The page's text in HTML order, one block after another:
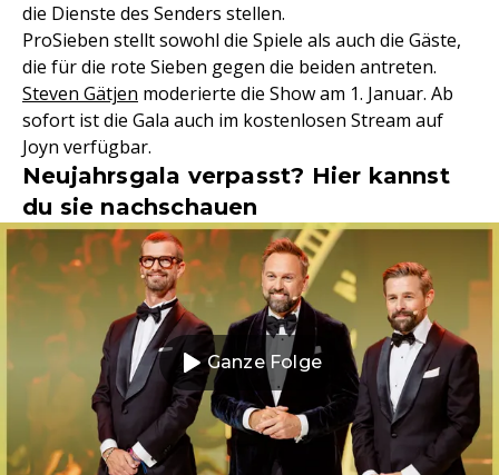
die Dienste des Senders stellen.
ProSieben stellt sowohl die Spiele als auch die Gäste,
die für die rote Sieben gegen die beiden antreten.
Steven Gätjen moderierte die Show am 1. Januar. Ab
sofort ist die Gala auch im kostenlosen Stream auf
Joyn verfügbar.
Neujahrsgala verpasst? Hier kannst
du sie nachschauen
Ganze Folge